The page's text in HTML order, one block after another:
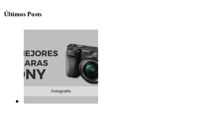
Últimos Posts